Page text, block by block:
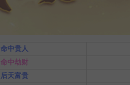
命中贵人
命中劫财
后天富贵